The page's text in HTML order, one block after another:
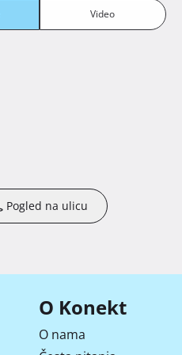
Video
Pogled na ulicu
O Konekt
O nama